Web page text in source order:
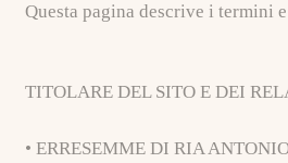
Questa pagina descrive i termini
TITOLARE DEL SITO E DEI
• ERRESEMME DI RIA